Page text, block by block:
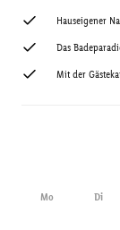
Hauseigener
Das
Mit der
Mo Di